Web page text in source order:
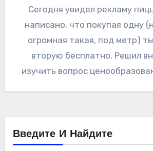
Сегодня увидел рекламу
написано, что покупая одну
огромная такая, под метр)
вторую бесплатно. Решил
изучить вопрос
Введите И Найдите